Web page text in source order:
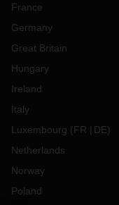
France
Germany
Great Britain
Hungary
Ireland
Italy
Luxembourg (FR DE)
Netherlands
Norway
Poland